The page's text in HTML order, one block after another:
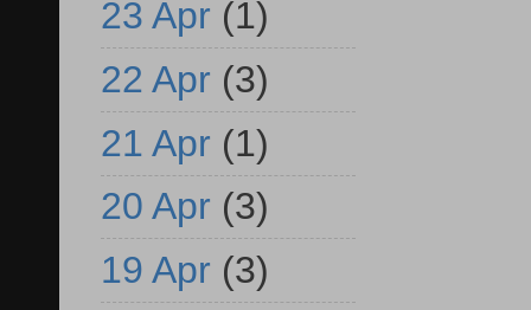
23 Apr (1)
22 Apr (3)
21 Apr (1)
20 Apr (3)
19 Apr (3)